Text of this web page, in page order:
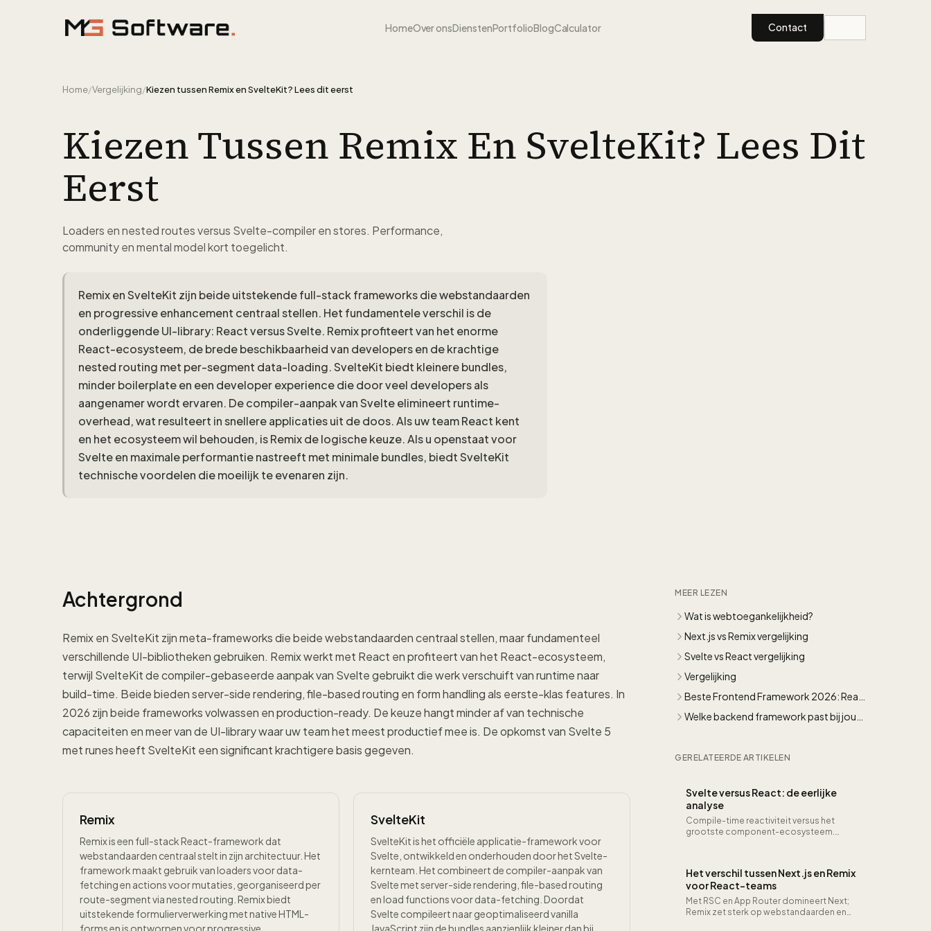
HomeOver onsDienstenPortfolioBlogCalculator Contact
Home/Vergelijking/Kiezen tussen Remix en SvelteKit? Lees dit eerst
Kiezen Tussen Remix En SvelteKit? Lees Dit
Eerst
Loaders en nested routes versus Svelte-compiler en stores. Performance,
community en mental model kort toegelicht.
Remix en SvelteKit zijn beide uitstekende full-stack frameworks die webstandaarden
en progressive enhancement centraal stellen. Het fundamentele verschil is de
onderliggende UI-library: React versus Svelte. Remix profiteert van het enorme
React-ecosysteem, de brede beschikbaarheid van developers en de krachtige
nested routing met per-segment data-loading. SvelteKit biedt kleinere bundles,
minder boilerplate en een developer experience die door veel developers als
aangenamer wordt ervaren. De compiler-aanpak van Svelte elimineert runtime-
overhead, wat resulteert in snellere applicaties uit de doos. Als uw team React kent
en het ecosysteem wil behouden, is Remix de logische keuze. Als u openstaat voor
Svelte en maximale performantie nastreeft met minimale bundles, biedt SvelteKit
technische voordelen die moeilijk te evenaren zijn.
Achtergrond
Remix en SvelteKit zijn meta-frameworks die beide webstandaarden centraal stellen, maar fundamenteel
verschillende UI-bibliotheken gebruiken. Remix werkt met React en profiteert van het React-ecosysteem,
terwijl SvelteKit de compiler-gebaseerde aanpak van Svelte gebruikt die werk verschuift van runtime naar
build-time. Beide bieden server-side rendering, file-based routing en form handling als eerste-klas features. In
2026 zijn beide frameworks volwassen en production-ready. De keuze hangt minder af van technische
capaciteiten en meer van de UI-library waar uw team het meest productief mee is. De opkomst van Svelte 5
met runes heeft SvelteKit een significant krachtigere basis gegeven.
Remix
Remix is een full-stack React-framework dat
webstandaarden centraal stelt in zijn architectuur. Het
framework maakt gebruik van loaders voor data-
fetching en actions voor mutaties, georganiseerd per
route-segment via nested routing. Remix biedt
uitstekende formulierverwerking met native HTML-
forms en is ontworpen voor progressive
SvelteKit
SvelteKit is het officiële applicatie-framework voor
Svelte, ontwikkeld en onderhouden door het Svelte-
kernteam. Het combineert de compiler-aanpak van
Svelte met server-side rendering, file-based routing
en load functions voor data-fetching. Doordat
Svelte compileert naar geoptimaliseerd vanilla
JavaScript zijn de bundles aanzienlijk kleiner dan bij
MEER LEZEN
Wat is webtoegankelijkheid?
Next.js vs Remix vergelijking
Svelte vs React vergelijking
Vergelijking
Beste Frontend Framework 2026: React
vs Vue vs Svelte
Welke backend framework past bij jouw
GERELATEERDE ARTIKELEN
Svelte versus React: de eerlijke
analyse
Compile-time reactiviteit versus het
grootste component-ecosysteem.
Het verschil tussen Next.js en Remix
voor React-teams
Met RSC en App Router domineert Next;
Remix zet sterk op webstandaarden en